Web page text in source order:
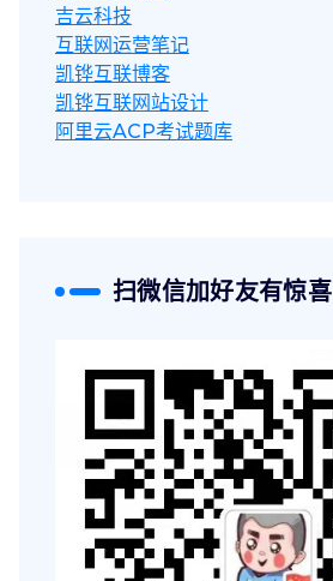
吉云科技
互联网运营笔记
凯铧互联博客
凯铧互联网站设计
阿里云ACP考试题库
扫微信加好友有惊喜